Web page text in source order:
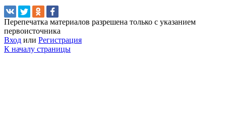
Перепечатка материалов разрешена только с указанием
первоисточника
Вход или Регистрация
К началу страницы